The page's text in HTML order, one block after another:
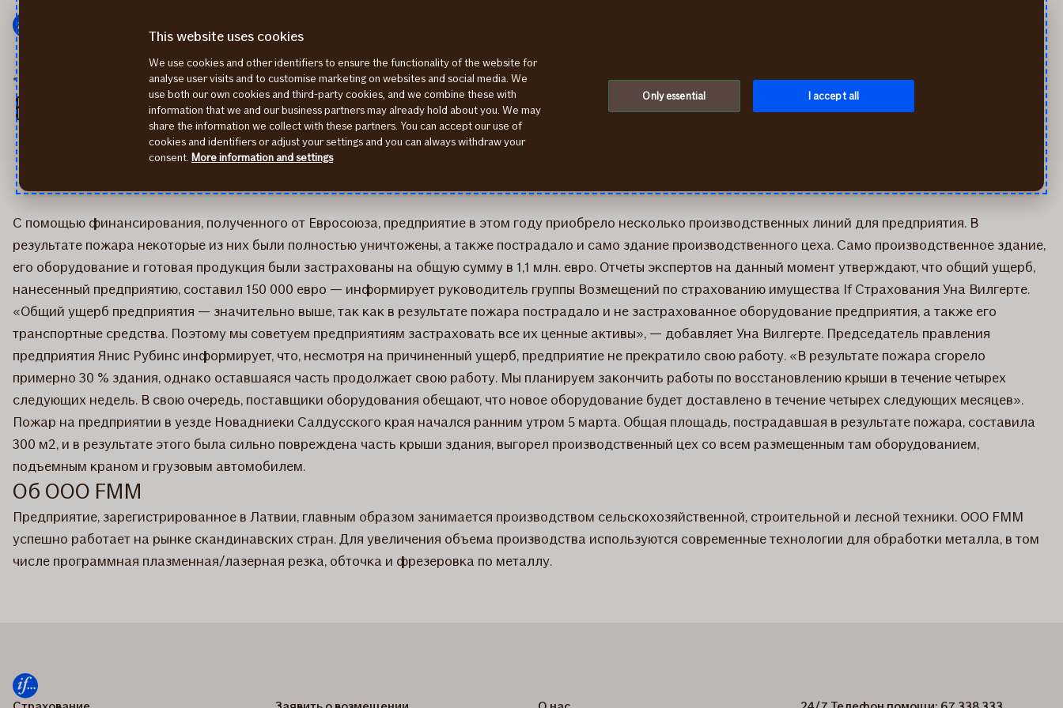
Мену
Перейти
содержанию
В пожаре пострадал региональный производитель техники
В пожаре пострадал региональный производитель техники
​С помощью финансирования, полученного от Евросоюза, предприятие в этом году приобрело несколько производственных линий для предприятия. В
результате пожара некоторые из них были полностью уничтожены, а также пострадало и само здание производственного цеха. Само производственное здание,
его оборудование и готовая продукция были застрахованы на общую сумму в 1,1 млн. евро. Отчеты экспертов на данный момент утверждают, что общий ущерб,
нанесенный предприятию, составил 150 000 евро — информирует руководитель группы Возмещений по страхованию имущества If Страхования Уна Вилгерте.
«Общий ущерб предприятия — значительно выше, так как в результате пожара пострадало и не застрахованное оборудование предприятия, а также его
транспортные средства. Поэтому мы советуем предприятиям застраховать все их ценные активы», — добавляет Уна Вилгерте. Председатель правления
предприятия Янис Рубинс информирует, что, несмотря на причиненный ущерб, предприятие не прекратило свою работу. «В результате пожара сгорело
примерно 30 % здания, однако оставшаяся часть продолжает свою работу. Мы планируем закончить работы по восстановлению крыши в течение четырех
следующих недель. В свою очередь, поставщики оборудования обещают, что новое оборудование будет доставлено в течение четырех следующих месяцев».
Пожар на предприятии в уезде Новадниеки Салдусского края начался ранним утром 5 марта. Общая площадь, пострадавшая в результате пожара, составила
300 м2, и в результате этого была сильно повреждена часть крыши здания, выгорел производственный цех со всем размещенным там оборудованием,
подъемным краном и грузовым автомобилем.
Об ООО FMM
Предприятие, зарегистрированное в Латвии, главным образом занимается производством сельскохозяйственной, строительной и лесной техники. ООО FMM
успешно работает на рынке скандинавских стран. Для увеличения объема производства используются современные технологии для обработки металла, в том
числе программная плазменная/лазерная резка, обточка и фрезеровка по металлу.
This website uses cookies
We use cookies and other identifiers to ensure the functionality of the website for
analyse user visits and to customise marketing on websites and social media. We
use both our own cookies and third-party cookies, and we combine these with
information that we and our business partners may already hold about you. We may
share the information we collect with these partners. You can accept our use of
cookies and identifiers or adjust your settings and you can always withdraw your
consent. More information and settings
Only essential I accept all